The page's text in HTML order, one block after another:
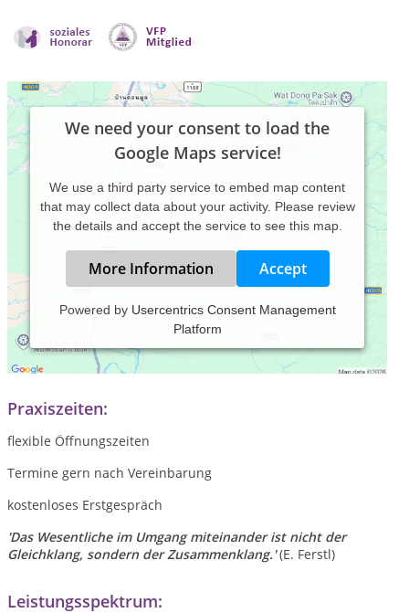
We need your consent to load the
Google Maps service!
We use a third party service to embed map content
that may collect data about your activity. Please review
the details and accept the service to see this map.
More Information Accept
Powered by Usercentrics Consent Management
Platform
live the way YOU ARE ...
Profil ist noch in Bearbeitung!
Praxiszeiten:
flexible Öffnungszeiten
Termine gern nach Vereinbarung
kostenloses Erstgespräch
'Das Wesentliche im Umgang miteinander ist nicht der
Gleichklang, sondern der Zusammenklang.' (E. Ferstl)
Leistungsspektrum: